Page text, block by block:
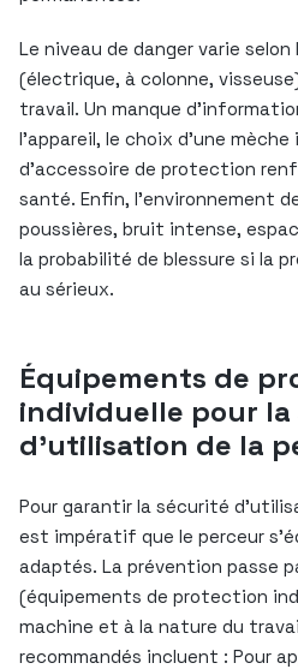
Le niveau de danger varie
(électrique, à colonne,
travail. Un manque
l’appareil, le choix d’une
d’accessoire de protection
santé. Enfin, l’environnement
poussières, bruit intense,
la probabilité de blessure si la
au sérieux.
Équipements de
individuelle pour
d’utilisation de la
Pour garantir la sécurité
est impératif que le perceur
adaptés. La prévention passe
(équipements de protection
machine et à la nature du
recommandés incluent : Pour